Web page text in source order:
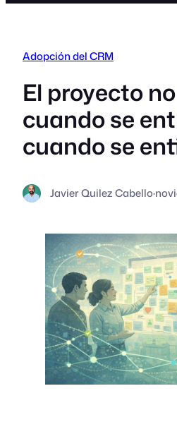
Adopción del CRM
El proyecto
cuando se
cuando se
Javier Quilez Cabello·